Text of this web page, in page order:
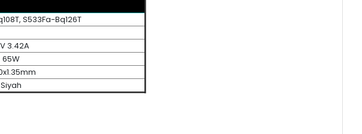
S533Fa-Bq126T
3.42A
65W
Siyah